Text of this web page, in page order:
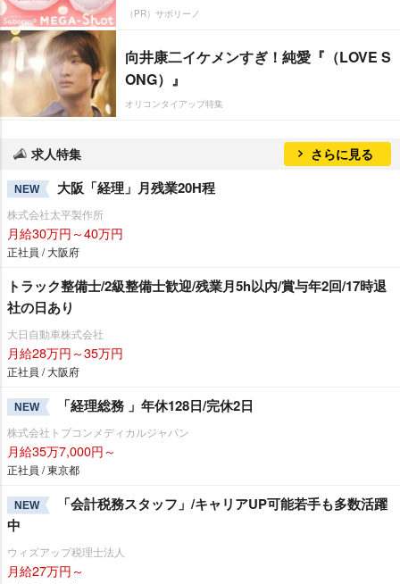
（PR）サボリーノ
向井康二イケメンすぎ！純愛『（LOVE S
ONG）』
オリコンタイアップ特集
求人特集 さらに見る
NEW 大阪「経理」月残業20H程
株式会社太平製作所
月給30万円～40万円
正社員 / 大阪府
トラック整備士/2級整備士歓迎/残業月5h以内/賞与年2回/17時退
社の日あり
大日自動車株式会社
月給28万円～35万円
正社員 / 大阪府
NEW 「経理総務 」年休128日/完休2日
株式会社トプコンメディカルジャパン
月給35万7,000円～
正社員 / 東京都
NEW
「会計税務スタッフ」/キャリアUP可能若手も多数活躍
中
ウィズアップ税理士法人
月給27万円～